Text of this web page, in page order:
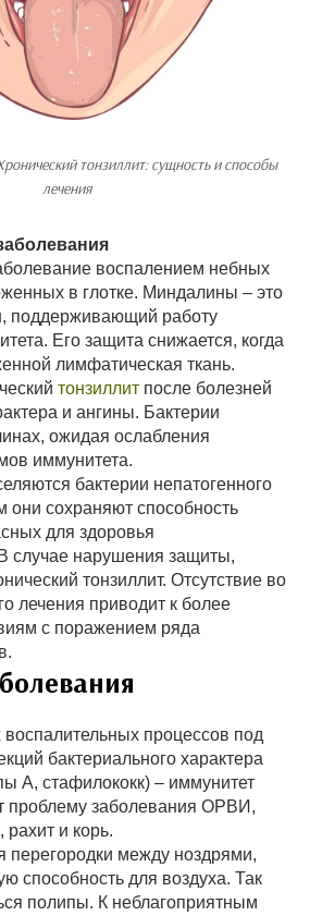
тонзиллит: сущность и способы
лечения
воспалением небных
в глотке. Миндалины – это
поддерживающий работу
Его защита снижается, когда
лимфатическая ткань.
тонзиллит после болезней
и ангины. Бактерии
ожидая ослабления
иммунитета.
бактерии непатогенного
они сохраняют способность
для здоровья
случае нарушения защиты,
тонзиллит. Отсутствие во
лечения приводит к более
с поражением ряда
воспалительных процессов под
бактериального характера
А, стафилококк) – иммунитет
проблему заболевания ОРВИ,
рахит и корь.
перегородки между ноздрями,
способность для воздуха. Так
полипы. К неблагоприятным